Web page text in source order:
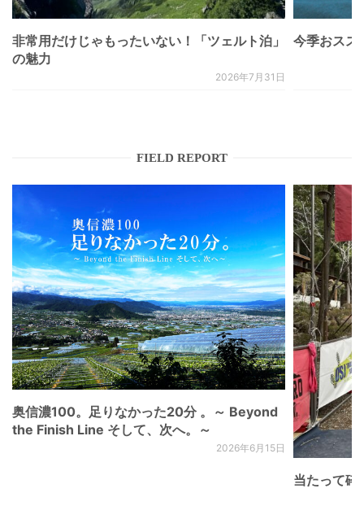
非常用だけじゃもったいない！「ツェルト泊」
の魅力
2026年7月31日
今季おスス
FIELD REPORT
奥信濃100。足りなかった20分 。～ Beyond
the Finish Line そして、次へ。～
2026年6月15日
当たって砕